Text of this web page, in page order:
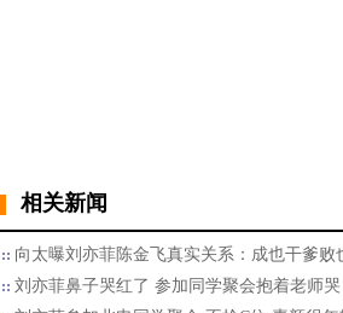
相关新闻
向太曝刘亦菲陈金飞真实关系：成也干爹败
刘亦菲鼻子哭红了 参加同学聚会抱着老师哭